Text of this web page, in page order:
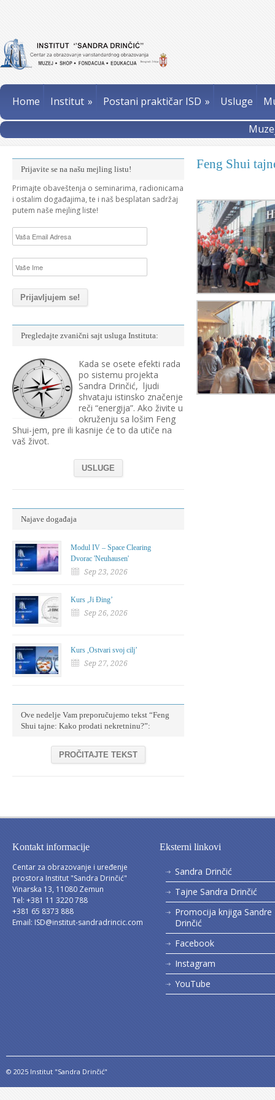
Home Institut » Postani praktičar ISD » Usluge
Feng Shui
Prijavite se na našu mejling listu!
Primajte obaveštenja o seminarima, radionicama
i ostalim događajima, te i naš besplatan sadržaj
putem naše mejling liste!
Pregledajte zvanični sajt usluga Instituta:
Kada se osete efekti rada
po sistemu projekta
Sandra Drinčić, ljudi
shvataju istinsko značenje
reči “energija”. Ako živite u
okruženju sa lošim Feng
Shui-jem, pre ili kasnije će to da utiče na
vaš život.
USLUGE
Najave događaja
Modul IV – Space Clearing
Dvorac 'Neuhausen'
Sep 23, 2026
Kurs ,Ji Đing’
Sep 26, 2026
Kurs ,Ostvari svoj cilj’
Sep 27, 2026
Ove nedelje Vam preporučujemo tekst “Feng
Shui tajne: Kako prodati nekretninu?”:
PROČITAJTE TEKST
Kontakt informacije
Centar za obrazovanje i uređenje
prostora Institut "Sandra Drinčić"
Vinarska 13, 11080 Zemun
Tel: +381 11 3220 788
+381 65 8373 888
Email: ISD@institut-sandradrincic.com
Eksterni linkovi
Sandra Drinčić
Tajne Sandra Drinčić
Promocija knjiga Sandre
Drinčić
Facebook
Instagram
YouTube
© 2025 Institut "Sandra Drinčić"